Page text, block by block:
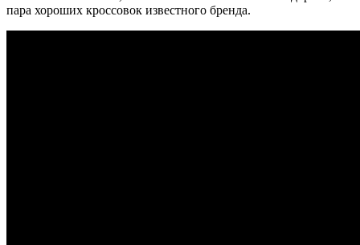
пара хороших кроссовок известного бренда.